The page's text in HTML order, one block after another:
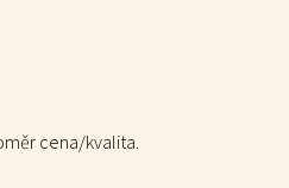
cena/kvalita.